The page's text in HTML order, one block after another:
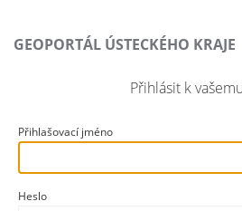
GEOPORTÁL ÚSTECKÉHO KRAJE
Přihlásit k
Přihlašovací jméno
Heslo